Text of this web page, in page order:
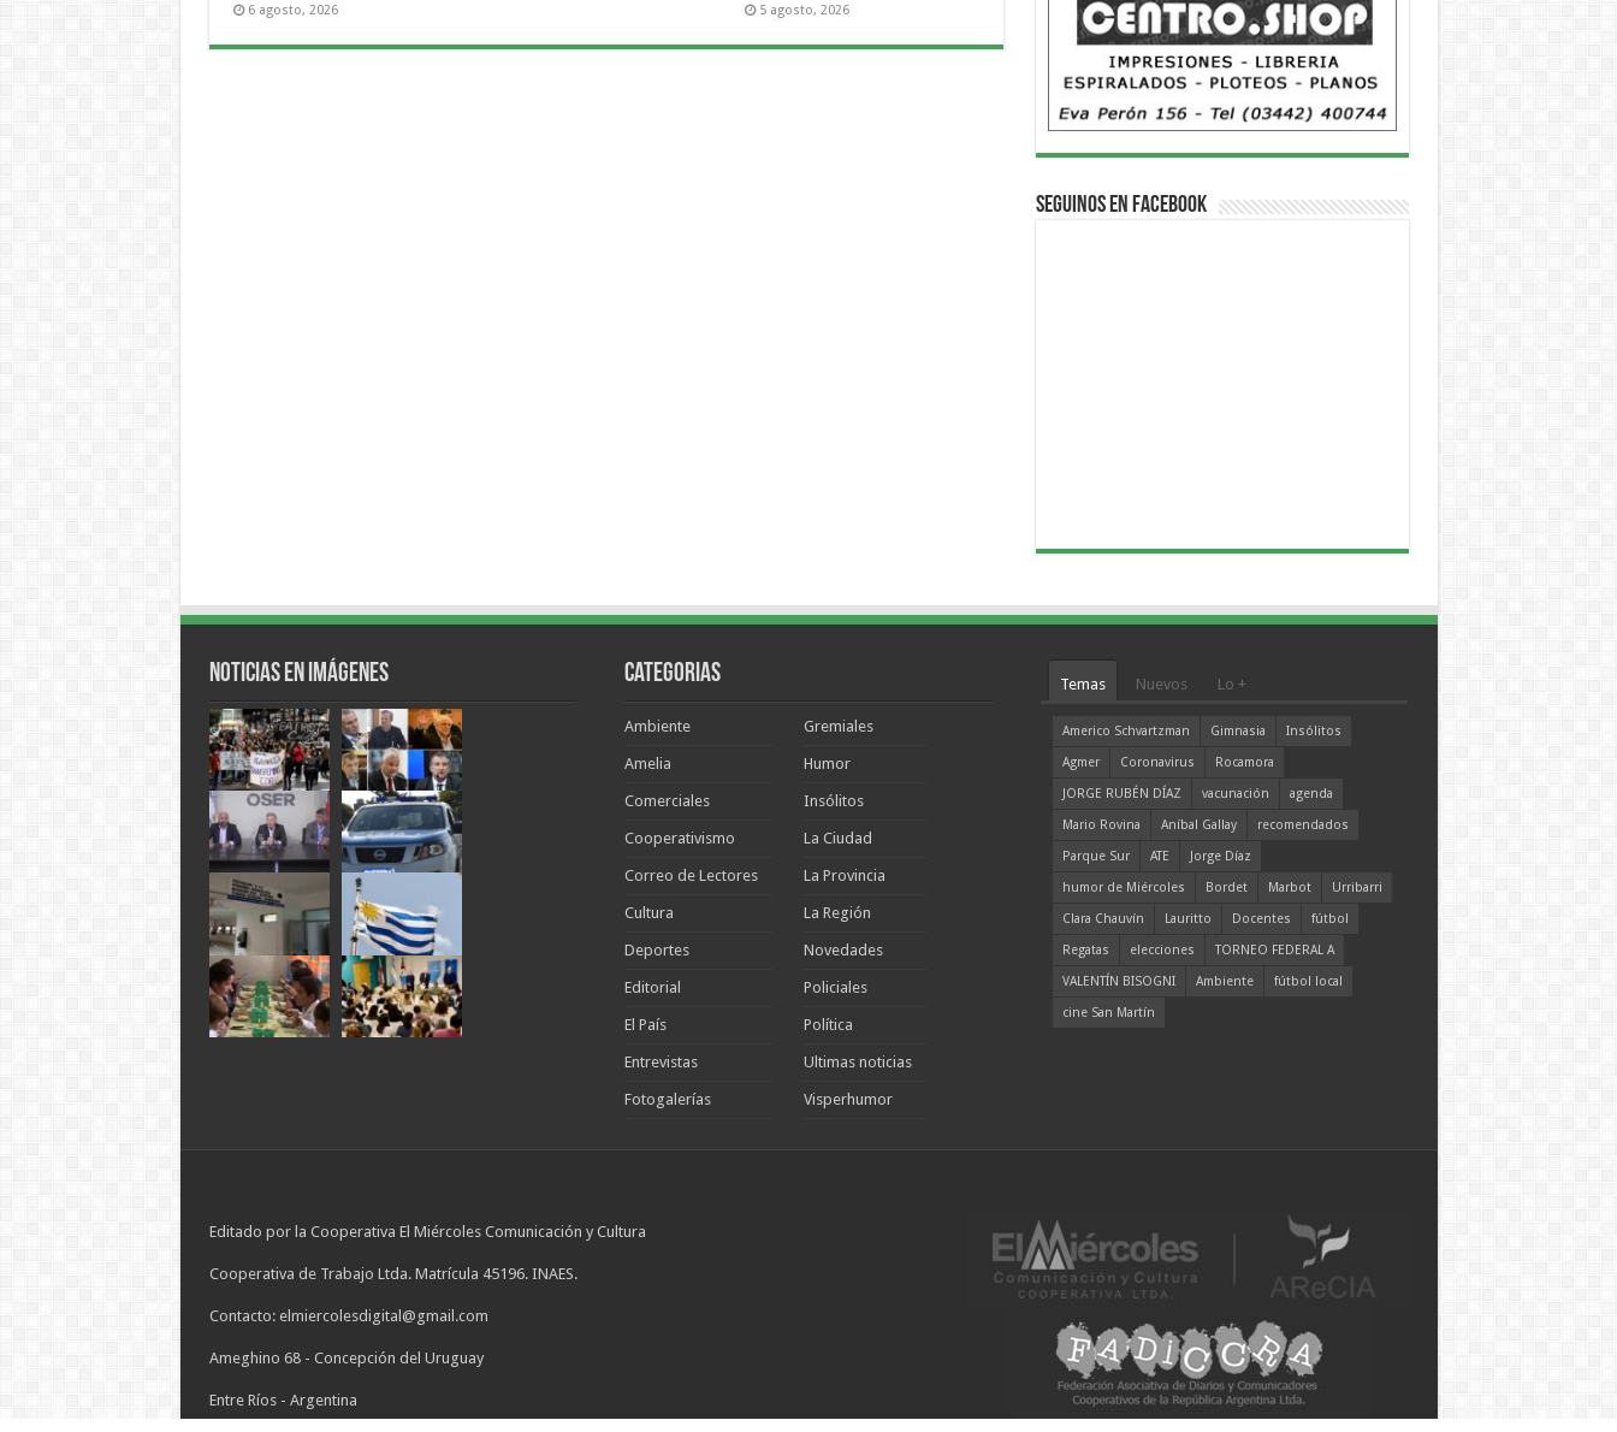
6 agosto, 2026 5 agosto, 2026
Seguinos en Facebook
Noticias en Imágenes Categorias
Ambiente
Amelia
Comerciales
Cooperativismo
Correo de Lectores
Cultura
Deportes
Editorial
El País
Entrevistas
Fotogalerías
Gremiales
Humor
Insólitos
La Ciudad
La Provincia
La Región
Novedades
Policiales
Política
Ultimas noticias
Visperhumor
Temas Nuevos Lo +
Americo Schvartzman Gimnasia
Insólitos
Agmer
Coronavirus
Rocamora
JORGE RUBÉN DÍAZ
vacunación
agenda
Mario Rovina
Aníbal Gallay
recomendados
Parque Sur
ATE
Jorge Díaz
humor de Miércoles
Bordet Marbot
Urribarri
Clara Chauvín
Lauritto Docentes
fútbol
Regatas
elecciones
TORNEO FEDERAL A
VALENTÍN BISOGNI
Ambiente
fútbol local
cine San Martín
Editado por la Cooperativa El Miércoles Comunicación y Cultura
Cooperativa de Trabajo Ltda. Matrícula 45196. INAES.
Contacto: elmiercolesdigital@gmail.com
Ameghino 68 - Concepción del Uruguay
Entre Ríos - Argentina